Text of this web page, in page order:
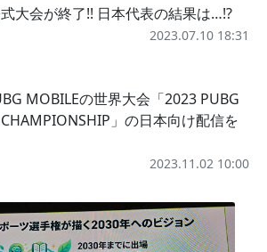
式大会が終了!! 日本代表の結果は…!?
2023.07.10 18:31
MOBILEの世界大会「2023 PUBG
」の日本向け配信を
2023.11.02 10:00